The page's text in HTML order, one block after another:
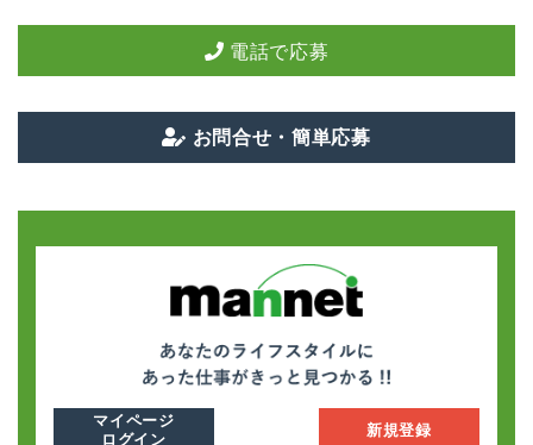
電話で応募
お問合せ・簡単応募
マイページ
ログイン
新規登録